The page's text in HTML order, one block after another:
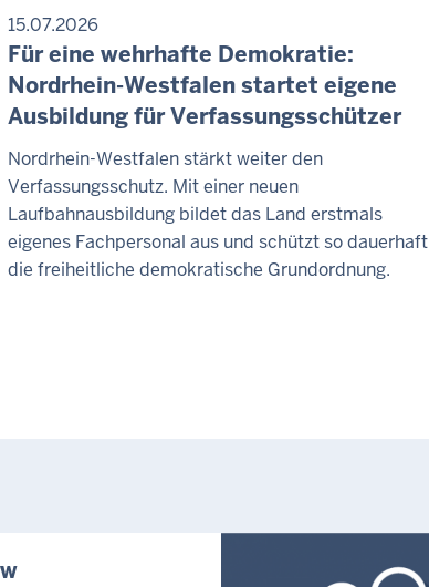
15.07.2026
Für eine wehrhafte Demokratie:
Nordrhein-Westfalen startet eigene
Ausbildung für Verfassungsschützer
Nordrhein-Westfalen stärkt weiter den
Verfassungsschutz. Mit einer neuen
Laufbahnausbildung bildet das Land erstmals
eigenes Fachpersonal aus und schützt so dauerhaft
die freiheitliche demokratische Grundordnung.